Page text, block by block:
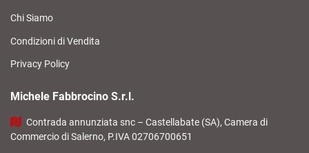
Chi Siamo
Condizioni di Vendita
Privacy Policy
Michele Fabbrocino S.r.l.
Contrada annunziata snc – Castellabate (SA), Camera di
Commercio di Salerno, P.IVA 02706700651